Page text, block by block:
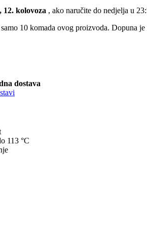
12. kolovoza , ako naručite do nedjelja u
10 komada ovog proizvoda. Dopuna
dostava
113 °C